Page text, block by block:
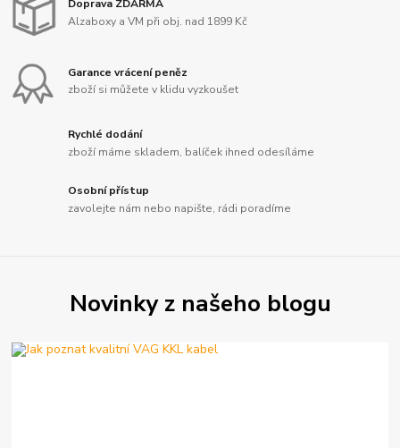
Doprava ZDARMA
Alzaboxy a VM při obj. nad 1899 Kč
Garance vrácení peněz
zboží si můžete v klidu vyzkoušet
Rychlé dodání
zboží máme skladem, balíček ihned odesíláme
Osobní přístup
zavolejte nám nebo napište, rádi poradíme
Novinky z našeho blogu